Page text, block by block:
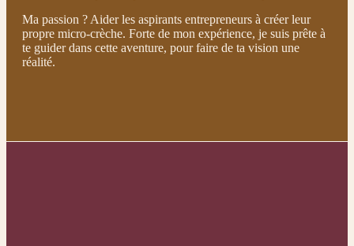
Ma passion ? Aider les aspirants entrepreneurs à créer leur
propre micro-crèche. Forte de mon expérience, je suis prête à
te guider dans cette aventure, pour faire de ta vision une
réalité.